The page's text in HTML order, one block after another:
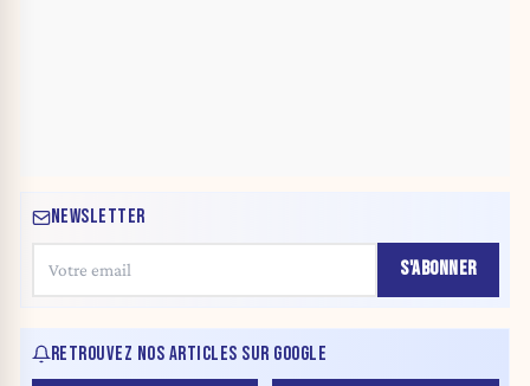
NEWSLETTER
S'ABONNER
RETROUVEZ NOS ARTICLES SUR GOOGLE